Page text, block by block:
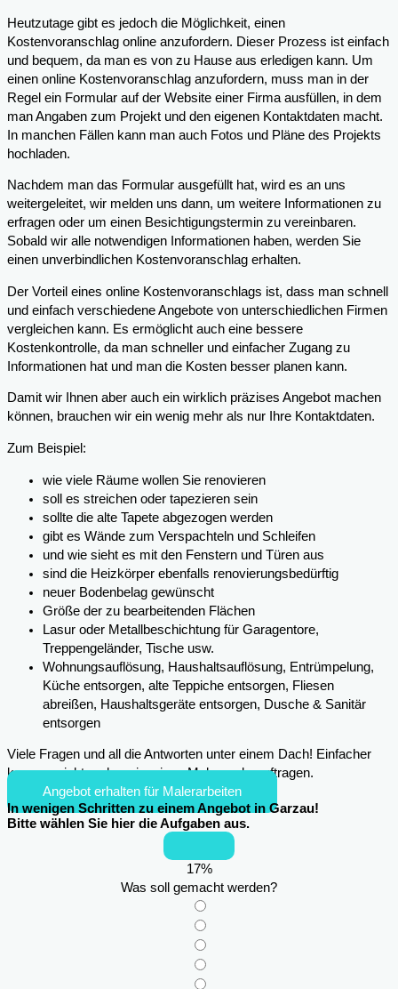
Heutzutage gibt es jedoch die Möglichkeit, einen
Kostenvoranschlag online anzufordern. Dieser Prozess ist einfach
und bequem, da man es von zu Hause aus erledigen kann. Um
einen online Kostenvoranschlag anzufordern, muss man in der
Regel ein Formular auf der Website einer Firma ausfüllen, in dem
man Angaben zum Projekt und den eigenen Kontaktdaten macht.
In manchen Fällen kann man auch Fotos und Pläne des Projekts
hochladen.
Nachdem man das Formular ausgefüllt hat, wird es an uns
weitergeleitet, wir melden uns dann, um weitere Informationen zu
erfragen oder um einen Besichtigungstermin zu vereinbaren.
Sobald wir alle notwendigen Informationen haben, werden Sie
einen unverbindlichen Kostenvoranschlag erhalten.
Der Vorteil eines online Kostenvoranschlags ist, dass man schnell
und einfach verschiedene Angebote von unterschiedlichen Firmen
vergleichen kann. Es ermöglicht auch eine bessere
Kostenkontrolle, da man schneller und einfacher Zugang zu
Informationen hat und man die Kosten besser planen kann.
Damit wir Ihnen aber auch ein wirklich präzises Angebot machen
können, brauchen wir ein wenig mehr als nur Ihre Kontaktdaten.
Zum Beispiel:
wie viele Räume wollen Sie renovieren
soll es streichen oder tapezieren sein
sollte die alte Tapete abgezogen werden
gibt es Wände zum Verspachteln und Schleifen
und wie sieht es mit den Fenstern und Türen aus
sind die Heizkörper ebenfalls renovierungsbedürftig
neuer Bodenbelag gewünscht
Größe der zu bearbeitenden Flächen
Lasur oder Metallbeschichtung für Garagentore,
Treppengeländer, Tische usw.
Wohnungsauflösung, Haushaltsauflösung, Entrümpelung,
Küche entsorgen, alte Teppiche entsorgen, Fliesen
abreißen, Haushaltsgeräte entsorgen, Dusche & Sanitär
entsorgen
Viele Fragen und all die Antworten unter einem Dach! Einfacher
kann es nicht mehr sein, einen Maler zu beauftragen.
Angebot erhalten für Malerarbeiten
In wenigen Schritten zu einem Angebot in Garzau!
Bitte wählen Sie hier die Aufgaben aus.
17%
Was soll gemacht werden?